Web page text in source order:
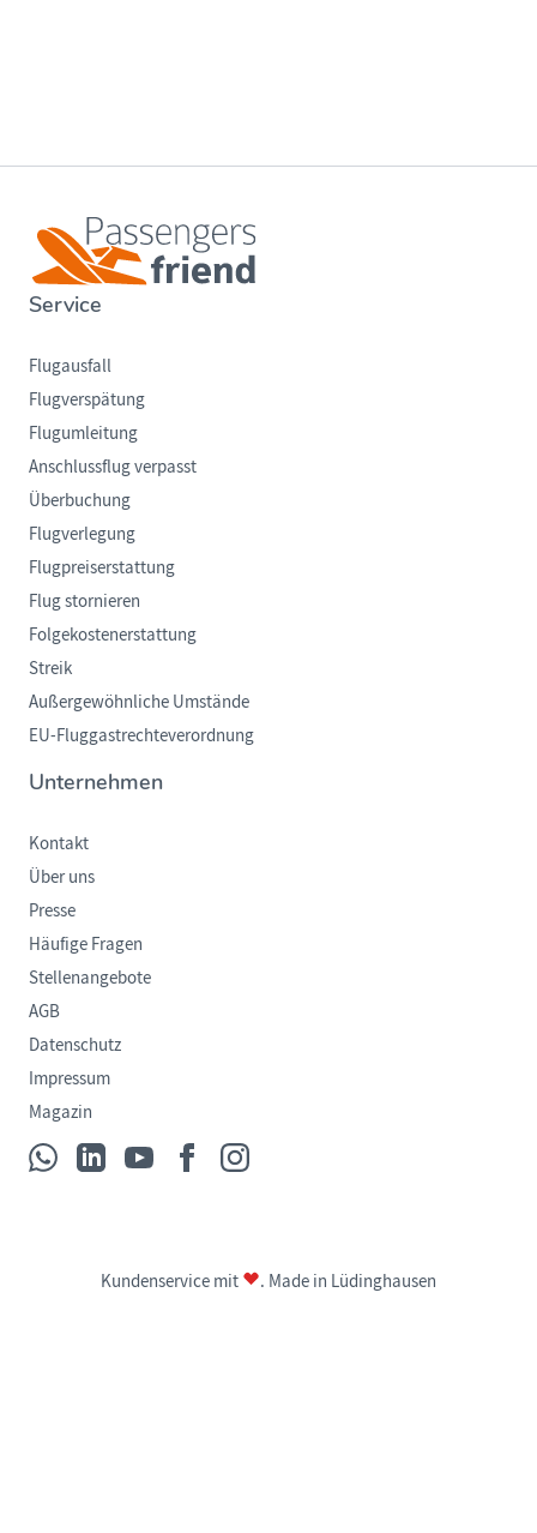
Service
Flugausfall
Flugverspätung
Flugumleitung
Anschlussflug verpasst
Überbuchung
Flugverlegung
Flugpreiserstattung
Flug stornieren
Folgekostenerstattung
Streik
Außergewöhnliche Umstände
EU-Fluggastrechteverordnung
Unternehmen
Kontakt
Über uns
Presse
Häufige Fragen
Stellenangebote
AGB
Datenschutz
Impressum
Magazin
Kundenservice mit . Made in Lüdinghausen